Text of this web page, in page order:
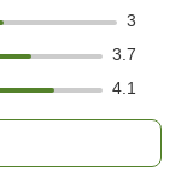
3
3.7
4.1